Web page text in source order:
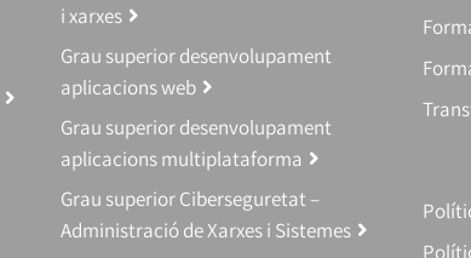
i xarxes
Grau superior desenvolupament
aplicacions web
Grau superior desenvolupament
aplicacions multiplataforma
Grau superior Ciberseguretat –
Administració de Xarxes i Sistemes